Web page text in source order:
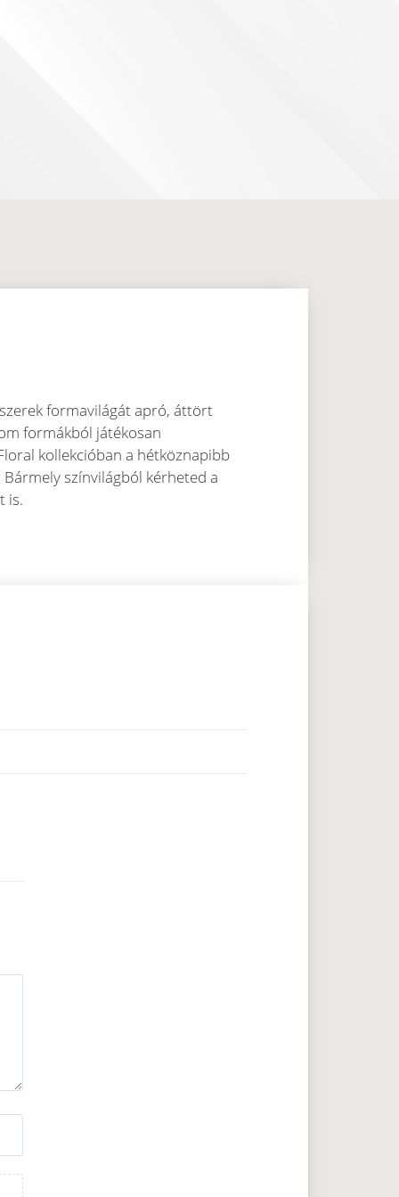
formavilágát apró, áttört
formákból játékosan
kollekcióban a hétköznapibb
színvilágból kérheted a
is.